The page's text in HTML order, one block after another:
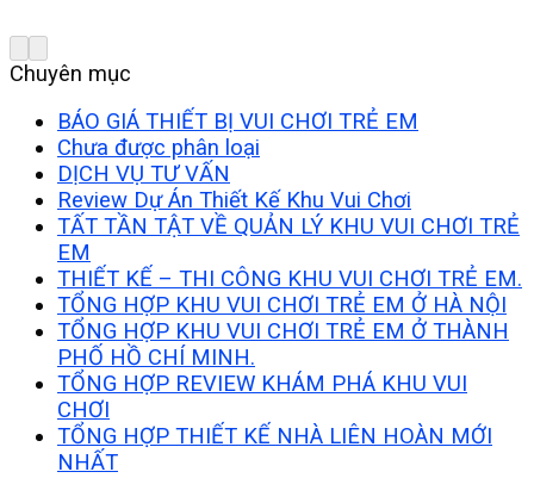
Chuyên mục
BÁO GIÁ THIẾT BỊ VUI CHƠI TRẺ EM
Chưa được phân loại
DỊCH VỤ TƯ VẤN
Review Dự Án Thiết Kế Khu Vui Chơi
TẤT TẦN TẬT VỀ QUẢN LÝ KHU VUI CHƠI TRẺ
EM
THIẾT KẾ – THI CÔNG KHU VUI CHƠI TRẺ EM.
TỔNG HỢP KHU VUI CHƠI TRẺ EM Ở HÀ NỘI
TỔNG HỢP KHU VUI CHƠI TRẺ EM Ở THÀNH
PHỐ HỒ CHÍ MINH.
TỔNG HỢP REVIEW KHÁM PHÁ KHU VUI
CHƠI
TỔNG HỢP THIẾT KẾ NHÀ LIÊN HOÀN MỚI
NHẤT